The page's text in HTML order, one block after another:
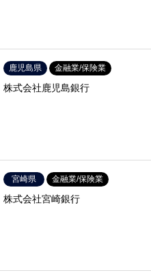
鹿児島県 金融業/保険業
株式会社鹿児島銀行
宮崎県 金融業/保険業
株式会社宮崎銀行